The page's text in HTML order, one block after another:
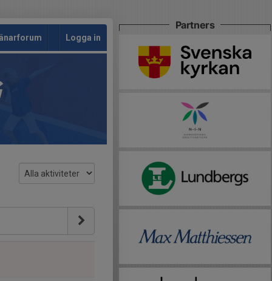
Logga in
Partners